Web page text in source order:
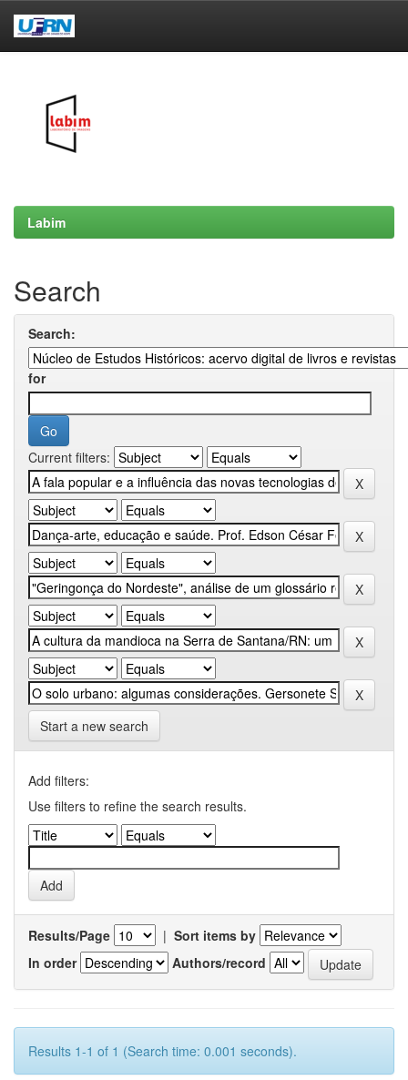
Labim
Search
Search:
for
Current filters:
Start a new search
Add filters:
Use filters to refine the search results.
Results/Page | Sort items by
In order
Authors/record
Results 1-1 of 1 (Search time: 0.001 seconds).